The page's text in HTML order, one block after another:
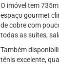
O imóvel tem
espaço gourmet
de cobre com
todas as suítes,
Também
tênis excelente,